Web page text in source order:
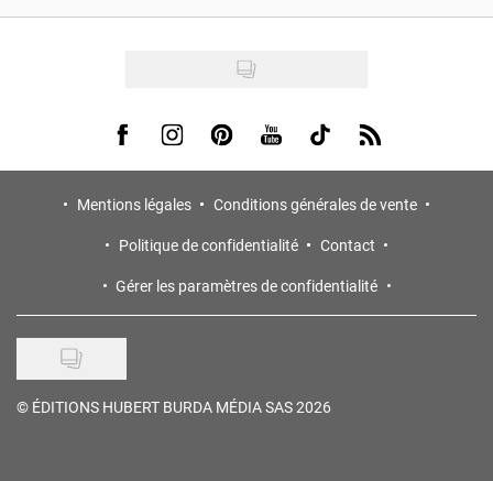
Visit us on Facebook
Visit us on Instagram
Visit us on Pinterest
Visit us on Youtube
Visit us on Tiktok
Visit us on Rss
Mentions légales
Conditions générales de vente
Politique de confidentialité
Contact
Gérer les paramètres de confidentialité
© ÉDITIONS HUBERT BURDA MÉDIA SAS 2026